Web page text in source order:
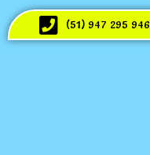
(51) 947 295 946